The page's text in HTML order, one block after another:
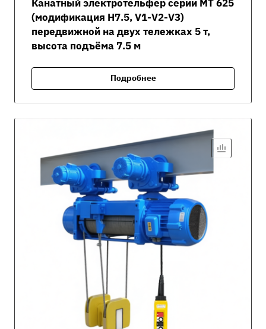
Канатный электротельфер серии MT 625
(модификация H7.5, V1-V2-V3)
передвижной на двух тележках 5 т,
высота подъёма 7.5 м
Подробнее